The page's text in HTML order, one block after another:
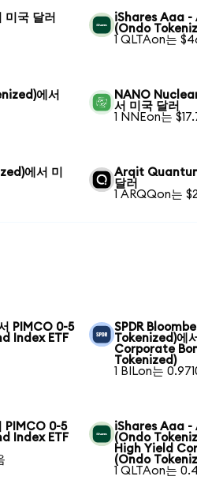
국 달러
iShares Aaa -
(Ondo
1 QLTAon는
에서
NANO
서 미국 달러
1 NNEon는
에서 미
Arqit
달러
1 ARQQon는
PIMCO 0-5
Index ETF
SPDR
Tokenized)에
Corporate
Tokenized)
1 BILon는
PIMCO 0-5
Index ETF
iShares Aaa -
(Ondo
High Yield
(Ondo
1 QLTAon는